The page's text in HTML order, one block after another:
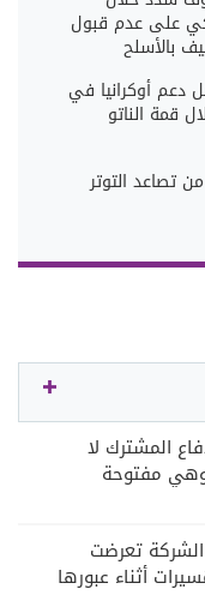
على عدم قبول
بالأسلح
دعم أوكرانيا في
قمة الناتو
تصاعد التوتر
المشترك لا
مفتوحة
تهدف لتحقيق
الشركة تعرضت
أثناء عبورها